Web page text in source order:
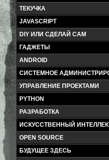
ТЕКУЧКА
JAVASCRIPT
DIY ИЛИ СДЕЛАЙ САМ
ГАДЖЕТЫ
ANDROID
СИСТЕМНОЕ
УПРАВЛЕНИЕ ПРОЕКТАМИ
PYTHON
РАЗРАБОТКА
ИСКУССТВЕННЫЙ
OPEN SOURCE
БУДУЩЕЕ ЗДЕСЬ